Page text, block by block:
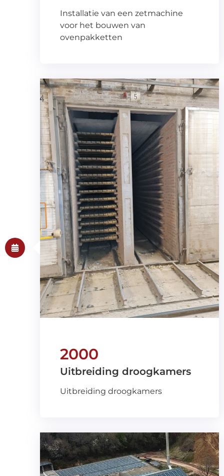
Installatie van een zetmachine
voor het bouwen van
ovenpakketten
2000
Uitbreiding droogkamers
Uitbreiding droogkamers